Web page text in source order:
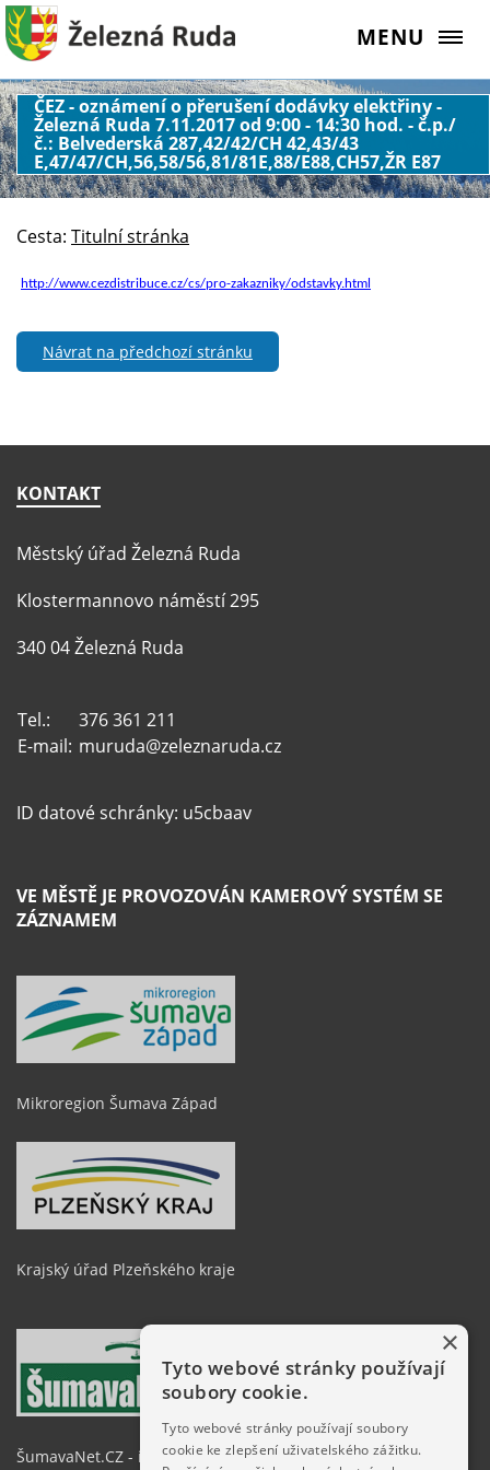
MENU
ČEZ - oznámení o přerušení dodávky elektřiny -
Železná Ruda 7.11.2017 od 9:00 - 14:30 hod. - č.p./
č.: Belvederská 287,42/42/CH 42,43/43
E,47/47/CH,56,58/56,81/81E,88/E88,CH57,ŽR E87
Cesta: Titulní stránka
http://www.cezdistribuce.cz/cs/pro-zakazniky/odstavky.html
Návrat na předchozí stránku
KONTAKT
Městský úřad Železná Ruda
Klostermannovo náměstí 295
340 04 Železná Ruda
Tel.:
376 361 211
E-mail: muruda@zeleznaruda.cz
ID datové schránky: u5cbaav
VE MĚSTĚ JE PROVOZOVÁN KAMEROVÝ SYSTÉM SE
ZÁZNAMEM
Mikroregion Šumava Západ
Krajský úřad Plzeňského kraje
ŠumavaNet.CZ - informace o regionu
×
Tyto webové stránky používají
soubory cookie.
Tyto webové stránky používají soubory
cookie ke zlepšení uživatelského zážitku.